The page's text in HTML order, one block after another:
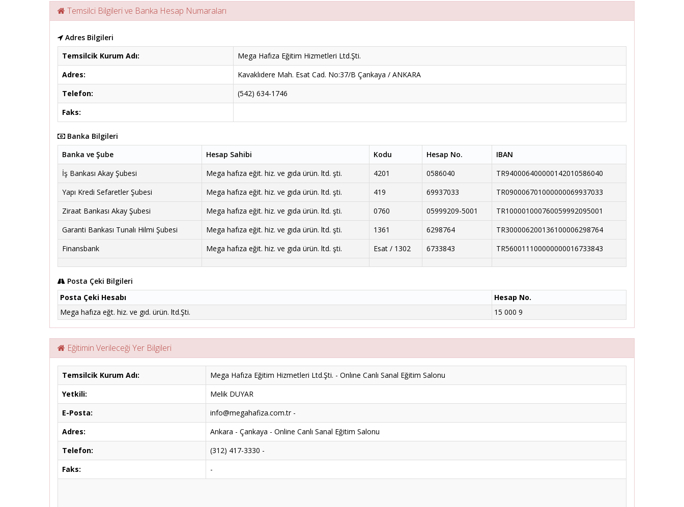
Temsilci Bilgileri ve Banka Hesap Numaraları
Adres Bilgileri
Temsilcik Kurum Adı:
Mega Hafıza Eğitim Hizmetleri Ltd.Şti.
Adres:
Kavaklıdere Mah. Esat Cad. No:37/B Çankaya / ANKARA
Telefon:
(542) 634-1746
Faks:
Banka Bilgileri
Banka ve Şube
Hesap Sahibi Kodu Hesap No.
IBAN
İş Bankası Akay Şubesi
Mega hafıza eğit. hiz. ve gıda ürün. ltd. şti. 4201 0586040
TR940006400000142010586040
Yapı Kredi Sefaretler Şubesi
Mega hafıza eğit. hiz. ve gıda ürün. ltd. şti. 419 69937033
TR090006701000000069937033
Ziraat Bankası Akay Şubesi
Mega hafıza eğit. hiz. ve gıda ürün. ltd. şti. 0760 05999209-5001
TR100001000760059992095001
Garanti Bankası Tunalı Hilmi Şubesi
Mega hafıza eğit. hiz. ve gıda ürün. ltd. şti. 1361 6298764
TR300006200136100006298764
Finansbank
Mega hafıza eğit. hiz. ve gıda ürün. ltd. şti. Esat / 1302 6733843 TR560011100000000016733843
Posta Çeki Bilgileri
Posta Çeki Hesabı
Hesap No.
Mega hafıza eğt. hiz. ve gıd. ürün. ltd.Şti.
15 000 9
Eğitimin Verileceği Yer Bilgileri
Temsilcik Kurum Adı:
Mega Hafıza Eğitim Hizmetleri Ltd.Şti. - Onlıne Canlı Sanal Eğitim Salonu
Yetkili:
Melik DUYAR
E-Posta:
info@megahafiza.com.tr -
Adres:
Ankara - Çankaya - Online Canlı Sanal Eğitim Salonu
Telefon:
(312) 417-3330 -
Faks:
-